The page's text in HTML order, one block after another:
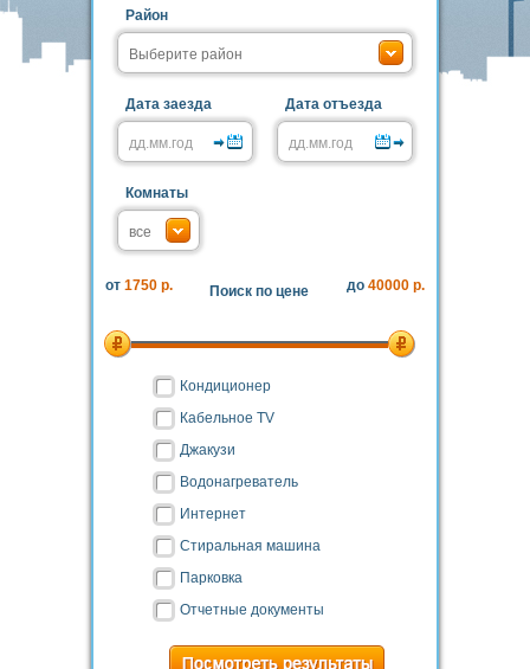
Район
Дата заезда Дата отъезда
Комнаты
Поиск по цене
от 1750 р. до 40000 р.
Кондиционер
Кабельное TV
Джакузи
Водонагреватель
Интернет
Стиральная машина
Парковка
Отчетные документы